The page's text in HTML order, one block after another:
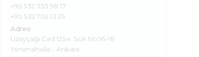
+90 532 355 98 17
+90 532 702 13 29
Adres
Uzayçağı Cad 1254. Sok No:16-18
Yenimahalle - Ankara